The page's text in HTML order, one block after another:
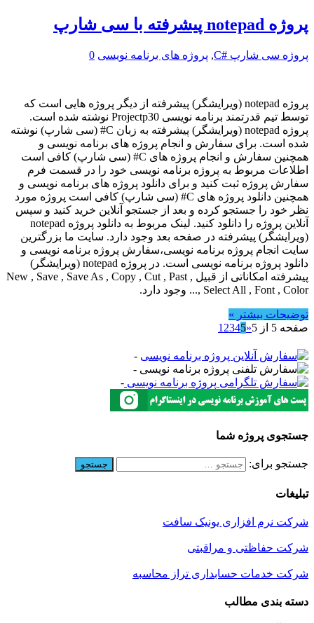
پروژه notepad پیشرفته با سی شارپ
پروژه سی شارپ #C , پروژه های برنامه نویسی 0
پروژه notepad (ویرایشگر) پیشرفته از دیگر پروژه هایی است که
توسط تیم قدرتمند برنامه نویسی Projectp30 نوشته شده است.
پروژه notepad (ویرایشگر) پیشرفته به زبان C# (سی شارپ) نوشته
شده است. برای سفارش و انجام پروژه های برنامه نویسی و
همچنین سفارش و انجام پروژه های C# (سی شارپ) کافی است
اطلاعات مربوط به پروژه برنامه نویسی خود را در قسمت فرم
سفارش پروژه ثبت کنید و برای دانلود پروژه های برنامه نویسی و
همچنین دانلود پروژه های C# (سی شارپ) کافی است پروژه مورد
نظر خود را جستجو کرده و بعد از جستجو آنلاین خرید کنید و سپس
آنلاین پروژه را دانلود کنید. لینک مربوط به دانلود پروژه notepad
(ویرایشگر) پیشرفته در صفحه بعد وجود دارد. سایت ما بزرگترین
سایت انجام پروژه برنامه نویسی،سفارش پروژه برنامه نویسی و
دانلود پروژه برنامه نویسی است. در پروژه notepad (ویرایشگر)
پیشرفته امکاناتی از قبیل New , Save , Save As , Copy , Cut , Past ,
Select All , Font , Color ,... وجود دارد.
توضیحات بیشتر »
صفحه 5 از 5
«
1 2345
-
-
-
جستجوی پروژه شما
جستجو برای:
تبلیغات
شرکت نرم افزاری یونیک سافت
شرکت حفاظتی و مراقبتی
شرکت خدمات حسابداری تراز محاسبه
دسته بندی مطالب